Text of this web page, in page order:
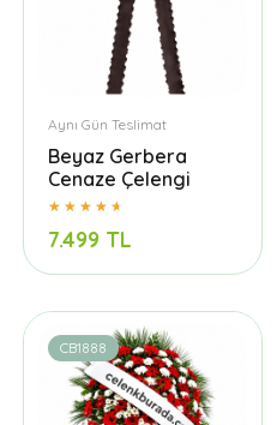
Aynı Gün Teslimat
Beyaz Gerbera
Cenaze Çelengi
7.499 TL
CB1888